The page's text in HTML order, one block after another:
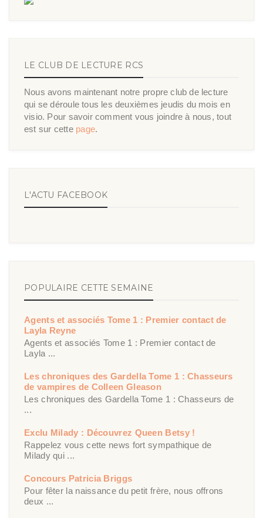
LE CLUB DE LECTURE RCS
Nous avons maintenant notre propre club de lecture
qui se déroule tous les deuxièmes jeudis du mois en
visio. Pour savoir comment vous joindre à nous, tout
est sur cette page.
L'ACTU FACEBOOK
POPULAIRE CETTE SEMAINE
Agents et associés Tome 1 : Premier contact de
Layla Reyne
Agents et associés Tome 1 : Premier contact de
Layla ...
Les chroniques des Gardella Tome 1 : Chasseurs
de vampires de Colleen Gleason
Les chroniques des Gardella Tome 1 : Chasseurs de
...
Exclu Milady : Découvrez Queen Betsy !
Rappelez vous cette news fort sympathique de
Milady qui ...
Concours Patricia Briggs
Pour fêter la naissance du petit frère, nous offrons
deux ...